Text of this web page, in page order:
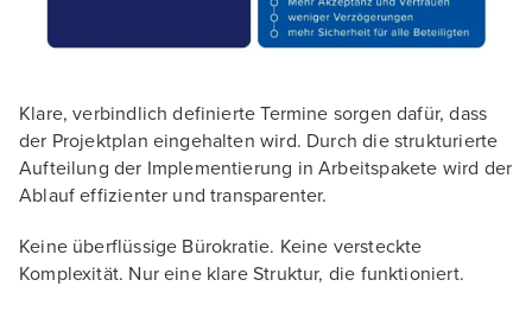
Klare, verbindlich definierte Termine sorgen dafür, dass
der Projektplan eingehalten wird. Durch die strukturierte
Aufteilung der Implementierung in Arbeitspakete wird der
Ablauf effizienter und transparenter.
Keine überflüssige Bürokratie. Keine versteckte
Komplexität. Nur eine klare Struktur, die funktioniert.